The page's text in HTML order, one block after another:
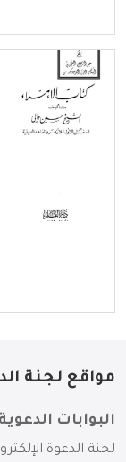
مواقع لجنة
البوابات الدعوية
لجنة الدعوة